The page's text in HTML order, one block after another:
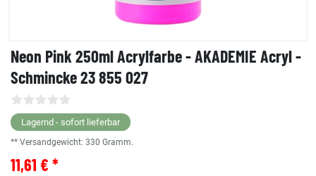
Neon Pink 250ml Acrylfarbe - AKADEMIE Acryl -
Schmincke 23 855 027
Lagernd - sofort lieferbar
** Versandgewicht: 330 Gramm.
11,61 € *